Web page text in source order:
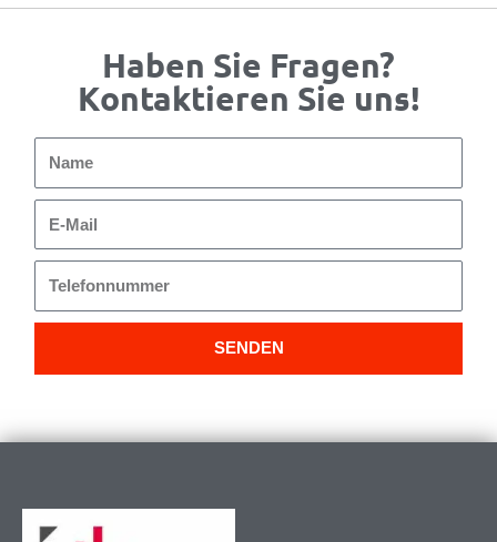
Haben Sie Fragen?
Kontaktieren Sie uns!
Mail
SENDEN